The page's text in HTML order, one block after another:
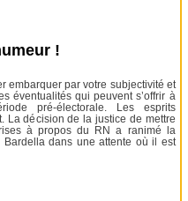
!
embarquer par votre subjectivité et
éventualités qui peuvent s’offrir à
pré-électorale. Les esprits
La décision de la justice de mettre
à propos du RN a ranimé la
dans une attente où il est